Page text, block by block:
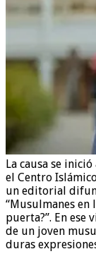
La causa se
el Centro
un editorial
“Musulmanes en
puerta?”. En
de un joven
duras